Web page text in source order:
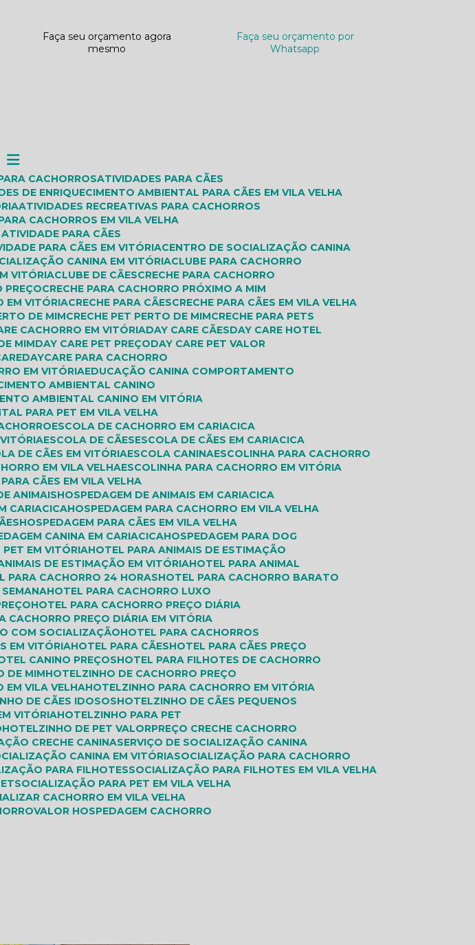
Faça seu orçamento agora
mesmo
Faça seu orçamento por
Whatsapp
CACHORROS
ATIVIDADES PARA CÃES
DE ENRIQUECIMENTO AMBIENTAL PARA CÃES EM VILA VELHA
ATIVIDADES RECREATIVAS PARA CACHORROS
CACHORROS EM VILA VELHA
ATIVIDADE PARA CÃES
PARA CÃES EM VITÓRIA
CENTRO DE SOCIALIZAÇÃO CANINA
CANINA EM VITÓRIA
CLUBE PARA CACHORRO
VITÓRIA CLUBE DE CÃES
CRECHE PARA CACHORRO
PREÇO
CRECHE PARA CACHORRO PRÓXIMO A MIM
EM VITÓRIA CRECHE PARA CÃES
CRECHE PARA CÃES EM VILA VELHA
DE MIM CRECHE PET PERTO DE MIM
CRECHE PARA PETS
CACHORRO EM VITÓRIA DAY CARE CÃES
DAY CARE HOTEL
MIM DAY CARE PET PREÇO
DAY CARE PET VALOR
DAYCARE PARA CACHORRO
EM VITÓRIA EDUCAÇÃO CANINA COMPORTAMENTO
AMBIENTAL CANINO
AMBIENTAL CANINO EM VITÓRIA
PARA PET EM VILA VELHA
ESCOLA DE CACHORRO EM CARIACICA
ESCOLA DE CÃES
ESCOLA DE CÃES EM CARIACICA
DE CÃES EM VITÓRIA ESCOLA CANINA ESCOLINHA PARA CACHORRO
EM VILA VELHA ESCOLINHA PARA CACHORRO EM VITÓRIA
CÃES EM VILA VELHA
ANIMAIS
HOSPEDAGEM DE ANIMAIS EM CARIACICA
CARIACICA
HOSPEDAGEM PARA CACHORRO EM VILA VELHA
HOSPEDAGEM PARA CÃES EM VILA VELHA
CANINA EM CARIACICA
HOSPEDAGEM PARA DOG
PET EM VITÓRIA
HOTEL PARA ANIMAIS DE ESTIMAÇÃO
ANIMAIS DE ESTIMAÇÃO EM VITÓRIA
HOTEL PARA ANIMAL
PARA CACHORRO 24 HORAS
HOTEL PARA CACHORRO BARATO
SEMANA
HOTEL PARA CACHORRO LUXO
HOTEL PARA CACHORRO PREÇO DIÁRIA
CACHORRO PREÇO DIÁRIA EM VITÓRIA
COM SOCIALIZAÇÃO
HOTEL PARA CACHORROS
EM VITÓRIA HOTEL PARA CÃES
HOTEL PARA CÃES PREÇO
CANINO PREÇOS
HOTEL PARA FILHOTES DE CACHORRO
DE MIM
HOTELZINHO DE CACHORRO PREÇO
EM VILA VELHA
HOTELZINHO PARA CACHORRO EM VITÓRIA
DE CÃES IDOSOS
HOTELZINHO DE CÃES PEQUENOS
VITÓRIA
HOTELZINHO PARA PET
HOTELZINHO DE PET VALOR
PREÇO CRECHE CACHORRO
CRECHE CANINA
SERVIÇO DE SOCIALIZAÇÃO CANINA
CANINA EM VITÓRIA
SOCIALIZAÇÃO PARA CACHORRO
PARA FILHOTES
SOCIALIZAÇÃO PARA FILHOTES EM VILA VELHA
SOCIALIZAÇÃO PARA PET EM VILA VELHA
CACHORRO EM VILA VELHA
VALOR HOSPEDAGEM CACHORRO